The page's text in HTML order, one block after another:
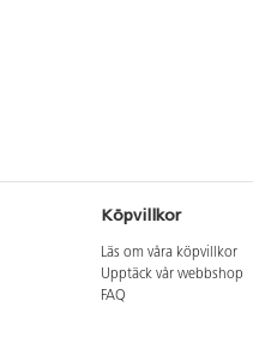
Köpvillkor
Läs om våra köpvillkor
Upptäck vår webbshop
FAQ